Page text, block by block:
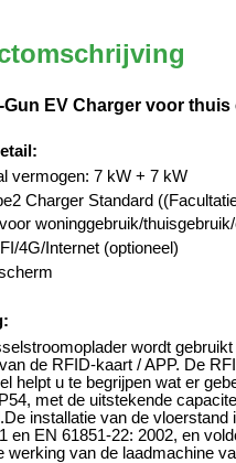
Gun EV Charger voor
:
vermogen: 7 kW + 7 kW
Charger Standard
woninggebruik/
4G/Internet (optioneel)
wordt
de RFID-kaart / APP. De
helpt u te begrijpen wat er
met de uitstekende
installatie van de
en EN 61851-22: 2002, en
werking van de laadmachine